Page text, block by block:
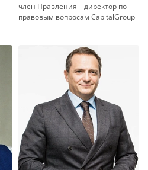
член Правления – директор по
правовым вопросам CapitalGroup